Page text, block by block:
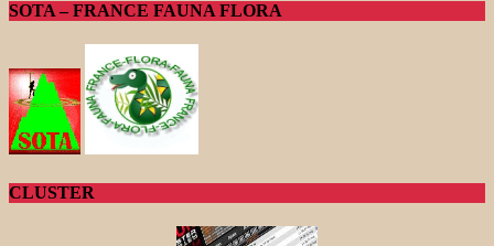
SOTA – FRANCE FAUNA FLORA
CLUSTER